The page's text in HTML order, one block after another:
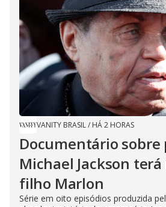
VANITY BRASIL/ HÁ 2 HORAS
Documentário sobre
Michael Jackson
filho Marlon
Série em oito episódios produzida